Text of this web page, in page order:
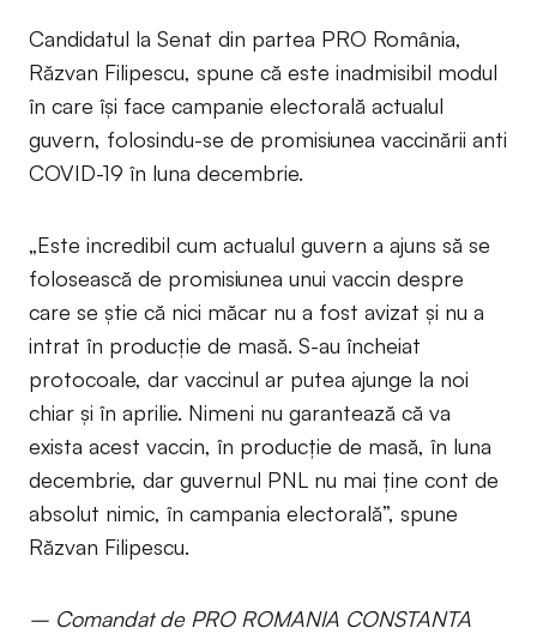
Candidatul la Senat din partea PRO România,
Răzvan Filipescu, spune că este inadmisibil modul
în care își face campanie electorală actualul
guvern, folosindu-se de promisiunea vaccinării anti
COVID-19 în luna decembrie.
„Este incredibil cum actualul guvern a ajuns să se
folosească de promisiunea unui vaccin despre
care se știe că nici măcar nu a fost avizat și nu a
intrat în producție de masă. S-au încheiat
protocoale, dar vaccinul ar putea ajunge la noi
chiar și în aprilie. Nimeni nu garantează că va
exista acest vaccin, în producție de masă, în luna
decembrie, dar guvernul PNL nu mai ține cont de
absolut nimic, în campania electorală”, spune
Răzvan Filipescu.
– Comandat de PRO ROMANIA CONSTANTA